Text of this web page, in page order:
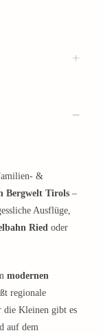
&
Bergwelt Tirols –
Ausflüge,
Ried oder
modernen
regionale
die Kleinen gibt es
auf dem